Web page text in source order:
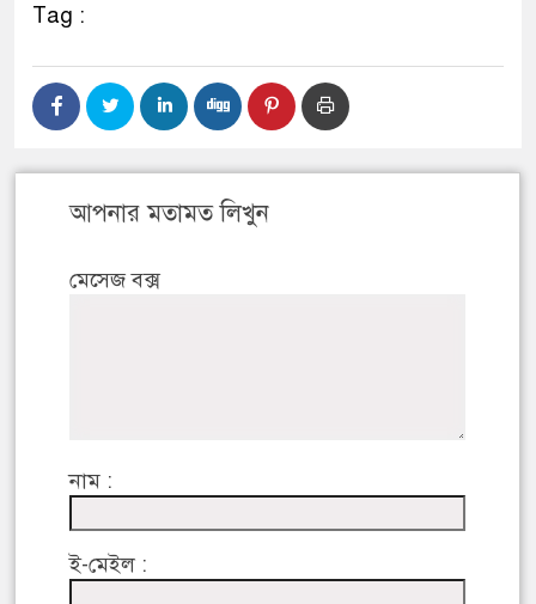
Tag :
আপনার মতামত লিখুন
মেসেজ বক্স
নাম :
ই-মেইল :